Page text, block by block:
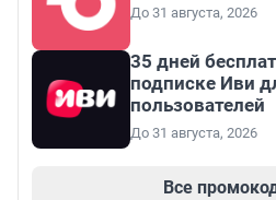
До 31 августа, 2026
35 дней
подписке Иви
пользователей
До 31 августа, 2026
Все